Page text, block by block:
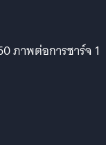
ภาพต่อการชาร์จ 1